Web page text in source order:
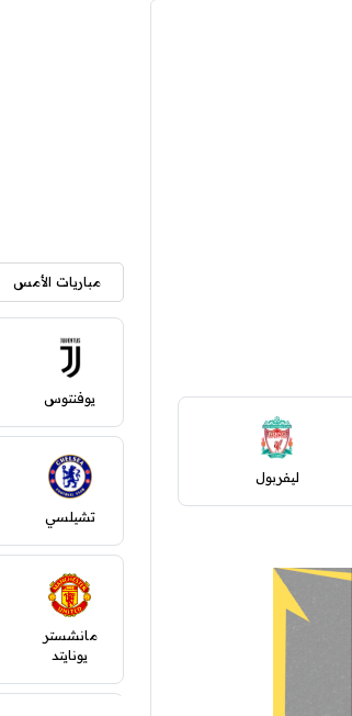
ليفربول
مباريات الأمس
يوفنتوس
تشيلسي
مانشستر
يونايتد